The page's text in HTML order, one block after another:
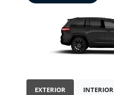
EXTERIOR INTERIOR